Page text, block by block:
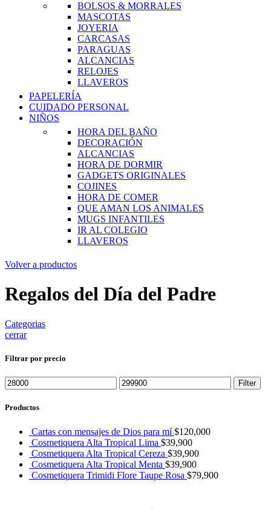
BOLSOS & MORRALES
MASCOTAS
JOYERIA
CARCASAS
PARAGUAS
ALCANCIAS
RELOJES
LLAVEROS
PAPELERÍA
CUIDADO PERSONAL
NIÑOS
HORA DEL BAÑO
DECORACIÓN
ALCANCIAS
HORA DE DORMIR
GADGETS ORIGINALES
COJINES
HORA DE COMER
QUE AMAN LOS ANIMALES
MUGS INFANTILES
IR AL COLEGIO
LLAVEROS
Volver a productos
Regalos del Día del Padre
Categorias
cerrar
Filtrar por precio
Filter
Productos
Cartas con mensajes de Dios para mí$120,000
Cosmetiquera Alta Tropical Lima $39,900
Cosmetiquera Alta Tropical Cereza $39,900
Cosmetiquera Alta Tropical Menta $39,900
Cosmetiquera Trimidi Flore Taupe Rosa $79,900